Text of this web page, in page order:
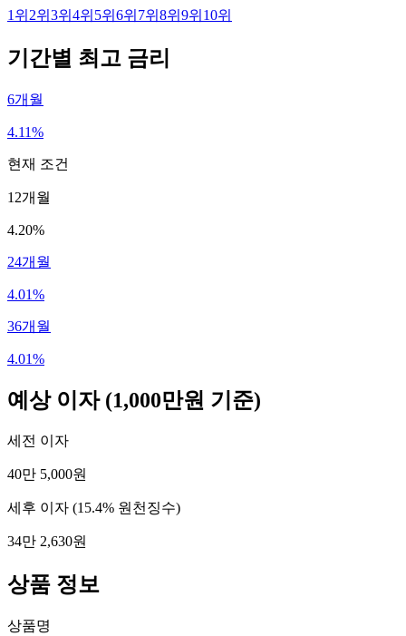
1 위 2위 3위 4위 5위 6위 7위 8위 9위 10위
기간별 최고 금리
6개월
4.11%
현재 조건
12개월
4.20%
24개월
4.01%
36개월
4.01%
예상 이자 (1,000만원 기준)
세전 이자
40만 5,000원
세후 이자 (15.4% 원천징수)
34만 2,630원
상품 정보
상품명